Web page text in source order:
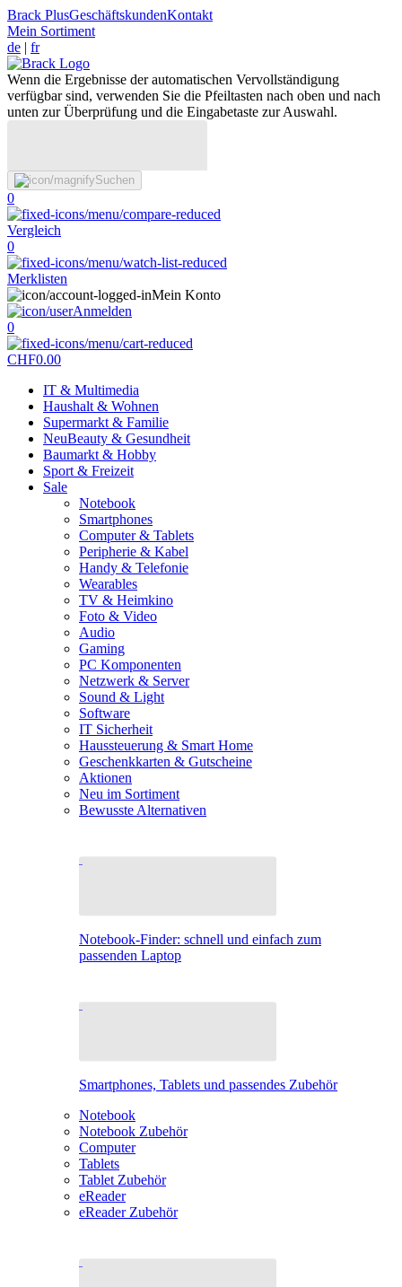
Brack PlusGeschäftskundenKontakt
Mein Sortiment
de | fr
Wenn die Ergebnisse der automatischen Vervollständigung
verfügbar sind, verwenden Sie die Pfeiltasten nach oben und nach
unten zur Überprüfung und die Eingabetaste zur Auswahl.
Suchen
0
Vergleich
0
Merklisten
Mein Konto
Anmelden
0
CHF0.00
IT & Multimedia
Haushalt & Wohnen
Supermarkt & Familie
NeuBeauty & Gesundheit
Baumarkt & Hobby
Sport & Freizeit
Sale
Notebook
Smartphones
Computer & Tablets
Peripherie & Kabel
Handy & Telefonie
Wearables
TV & Heimkino
Foto & Video
Audio
Gaming
PC Komponenten
Netzwerk & Server
Sound & Light
Software
IT Sicherheit
Haussteuerung & Smart Home
Geschenkkarten & Gutscheine
Aktionen
Neu im Sortiment
Bewusste Alternativen
Notebook-Finder: schnell und einfach zum
passenden Laptop
Smartphones, Tablets und passendes Zubehör
Notebook
Notebook Zubehör
Computer
Tablets
Tablet Zubehör
eReader
eReader Zubehör